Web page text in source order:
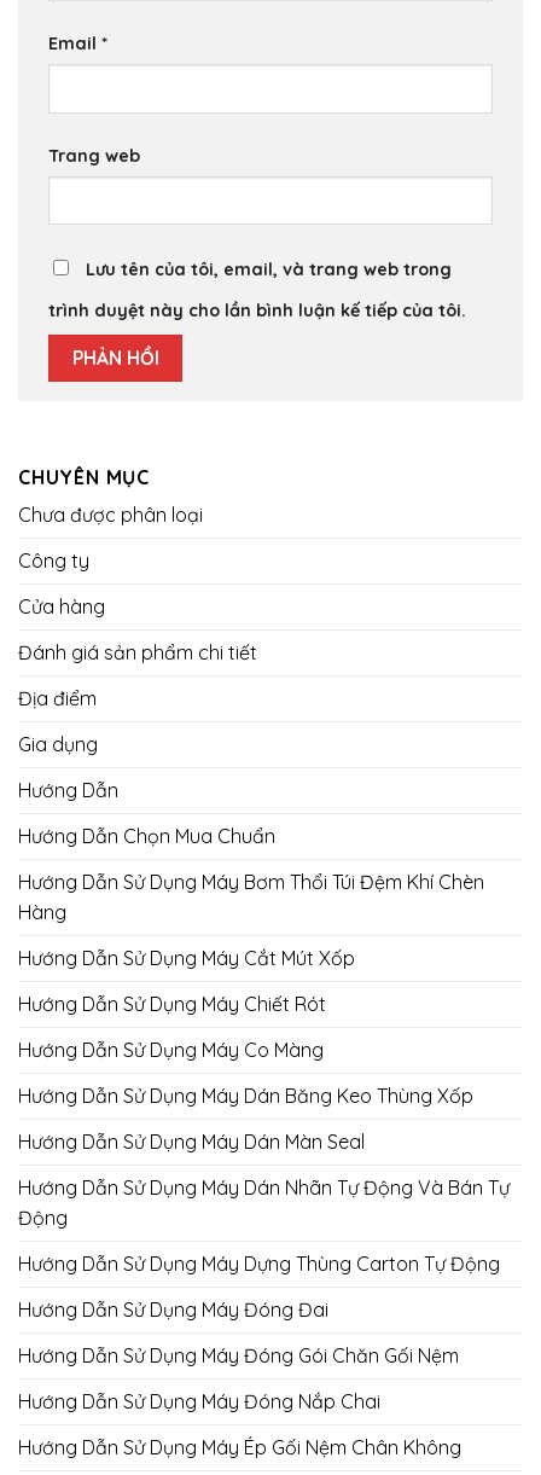
Email *
Trang web
Lưu tên của tôi, email, và trang web trong
trình duyệt này cho lần bình luận kế tiếp của tôi.
CHUYÊN MỤC
Chưa được phân loại
Công ty
Cửa hàng
Đánh giá sản phẩm chi tiết
Địa điểm
Gia dụng
Hướng Dẫn
Hướng Dẫn Chọn Mua Chuẩn
Hướng Dẫn Sử Dụng Máy Bơm Thổi Túi Đệm Khí Chèn
Hàng
Hướng Dẫn Sử Dụng Máy Cắt Mút Xốp
Hướng Dẫn Sử Dụng Máy Chiết Rót
Hướng Dẫn Sử Dụng Máy Co Màng
Hướng Dẫn Sử Dụng Máy Dán Băng Keo Thùng Xốp
Hướng Dẫn Sử Dụng Máy Dán Màn Seal
Hướng Dẫn Sử Dụng Máy Dán Nhãn Tự Động Và Bán Tự
Động
Hướng Dẫn Sử Dụng Máy Dựng Thùng Carton Tự Động
Hướng Dẫn Sử Dụng Máy Đóng Đai
Hướng Dẫn Sử Dụng Máy Đóng Gói Chăn Gối Nệm
Hướng Dẫn Sử Dụng Máy Đóng Nắp Chai
Hướng Dẫn Sử Dụng Máy Ép Gối Nệm Chân Không